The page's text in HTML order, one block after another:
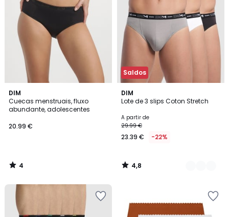
DIM
Cuecas menstruais, fluxo
abundante, adolescentes
20.99 €
4
/
5
4
/
Saldos
DIM
Lote de 3 slips Coton Stretch
A partir de
29.99 €
23.39 € -22%
4,8
/ 5
3
Cores
4,8
/